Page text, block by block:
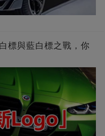
標與藍白標之戰，你